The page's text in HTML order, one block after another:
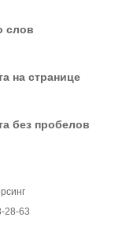
слов
на странице
без пробелов
28-63